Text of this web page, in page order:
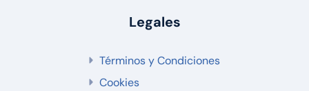
Legales
Términos y Condiciones
Cookies